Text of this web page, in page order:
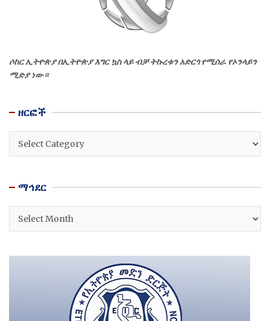
ሶከር ኢትዮጵያ በኢትዮጵያ እግር ኳስ ላይ ብቻ ትኩረቱን አድርጎ የሚሰራ የኦንላይን
ሚድያ ነው።
ዘርፎች
ዘርፎች
ማኅደር
ማኅደር